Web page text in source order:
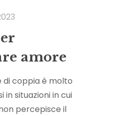
amore
di coppia è molto
situazioni in cui
percepisce il